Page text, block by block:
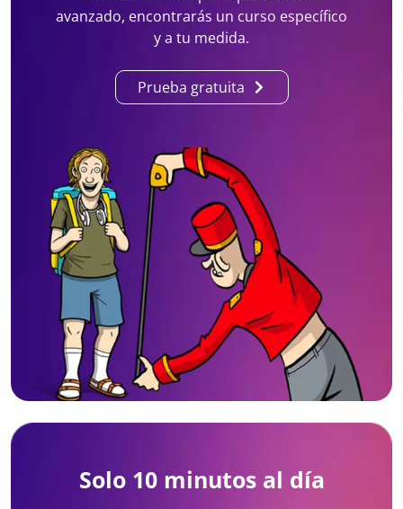
avanzado, encontrarás un curso específico
y a tu medida.
Prueba gratuita
Solo 10 minutos al día